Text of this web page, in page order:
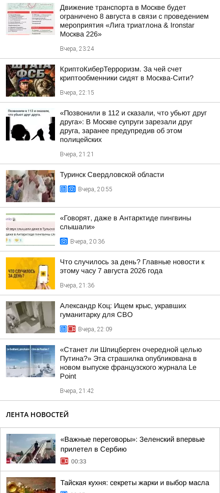
Движение транспорта в Москве будет
ограничено 8 августа в связи с проведением
мероприятия «Лига триатлона & Ironstar
Москва 226»
Вчера, 23:24
КриптоКиберТерроризм. За чей счет
криптообменники сидят в Москва-Сити?
Вчера, 22:15
«Позвонили в 112 и сказали, что убьют друг
друга»: В Москве супруги зарезали друг
друга, заранее предупредив об этом
полицейских
Вчера, 21:21
Туринск Свердловской области
Вчера, 20:55
«Говорят, даже в Антарктиде пингвины
слышали»
Вчера, 20:36
Что случилось за день? Главные новости к
этому часу 7 августа 2026 года
Вчера, 21:36
Александр Коц: Ищем крыс, укравших
гуманитарку для СВО
Вчера, 22:09
«Станет ли Шпицберген очередной целью
Путина?» Эта страшилка опубликована в
новом выпуске французского журнала Le
Point
Вчера, 21:42
ЛЕНТА НОВОСТЕЙ
«Важные переговоры»: Зеленский впервые
прилетел в Сербию
00:33
Тайская кухня: секреты жарки и выбор масла